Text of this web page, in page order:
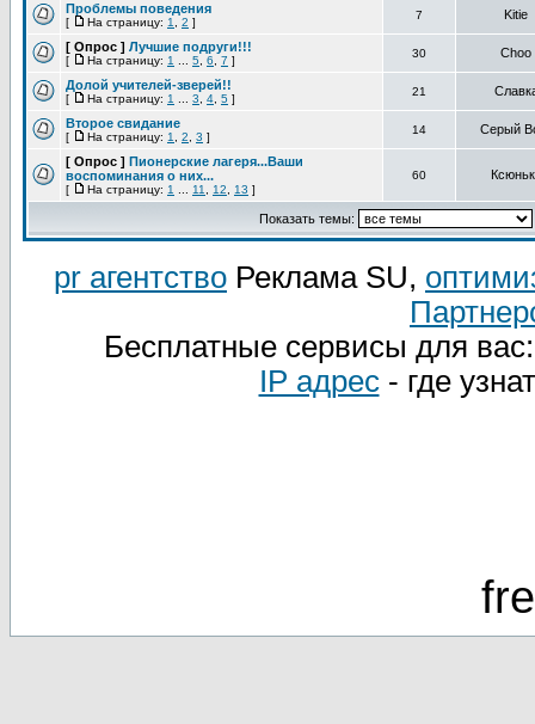
Проблемы поведения
[ На страницу: 1 2 ]
7 Kitie
[ Опрос ] Лучшие подруги!!!
[ На страницу: 1 5 6 7 ]
30 Choo
Долой учителей-зверей!!
[ На страницу: 1 3 4 5 ]
21
Второе свидание
[ На страницу: 1 2 3 ]
14 Серый
[ Опрос ] Пионерские лагеря...Ваши
воспоминания о них...
[ На страницу: 1 11 12 13 ]
60
Показать темы:
pr агентство Реклама SU,
Бесплатные сервисы для
IP адрес- где